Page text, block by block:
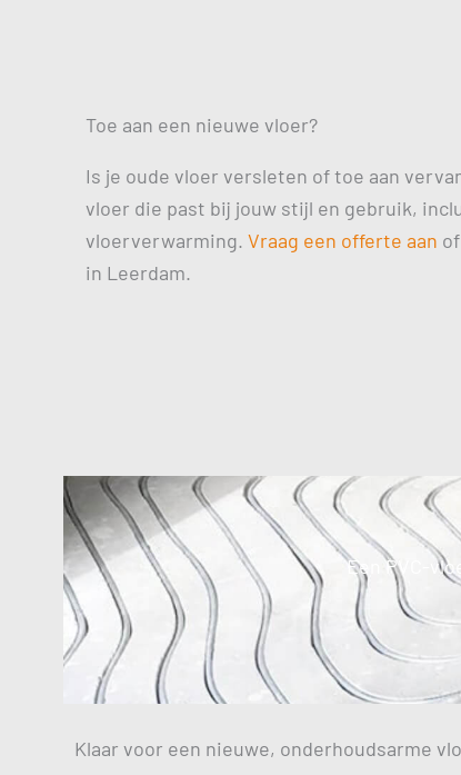
Toe aan een nieuwe vloer?
Is je oude vloer versleten of toe aan
vloer die past bij jouw stijl en gebruik,
vloerverwarming. Vraag een offerte aan
in Leerdam.
Een PVC-
Klaar voor een nieuwe, onderhoudsarme